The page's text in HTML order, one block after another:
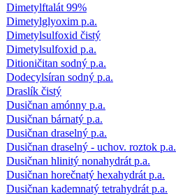
Dimetylftalát 99%
Dimetylglyoxim p.a.
Dimetylsulfoxid čistý
Dimetylsulfoxid p.a.
Ditioničitan sodný p.a.
Dodecylsíran sodný p.a.
Draslík čistý
Dusičnan amónny p.a.
Dusičnan bárnatý p.a.
Dusičnan draselný p.a.
Dusičnan draselný - uchov. roztok p.a.
Dusičnan hlinitý nonahydrát p.a.
Dusičnan horečnatý hexahydrát p.a.
Dusičnan kademnatý tetrahydrát p.a.